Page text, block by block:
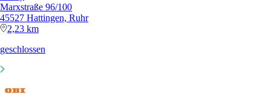
Marxstraße 96/100
45527 Hattingen, Ruhr
2,23 km
geschlossen